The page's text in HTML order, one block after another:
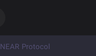
NEAR Protocol